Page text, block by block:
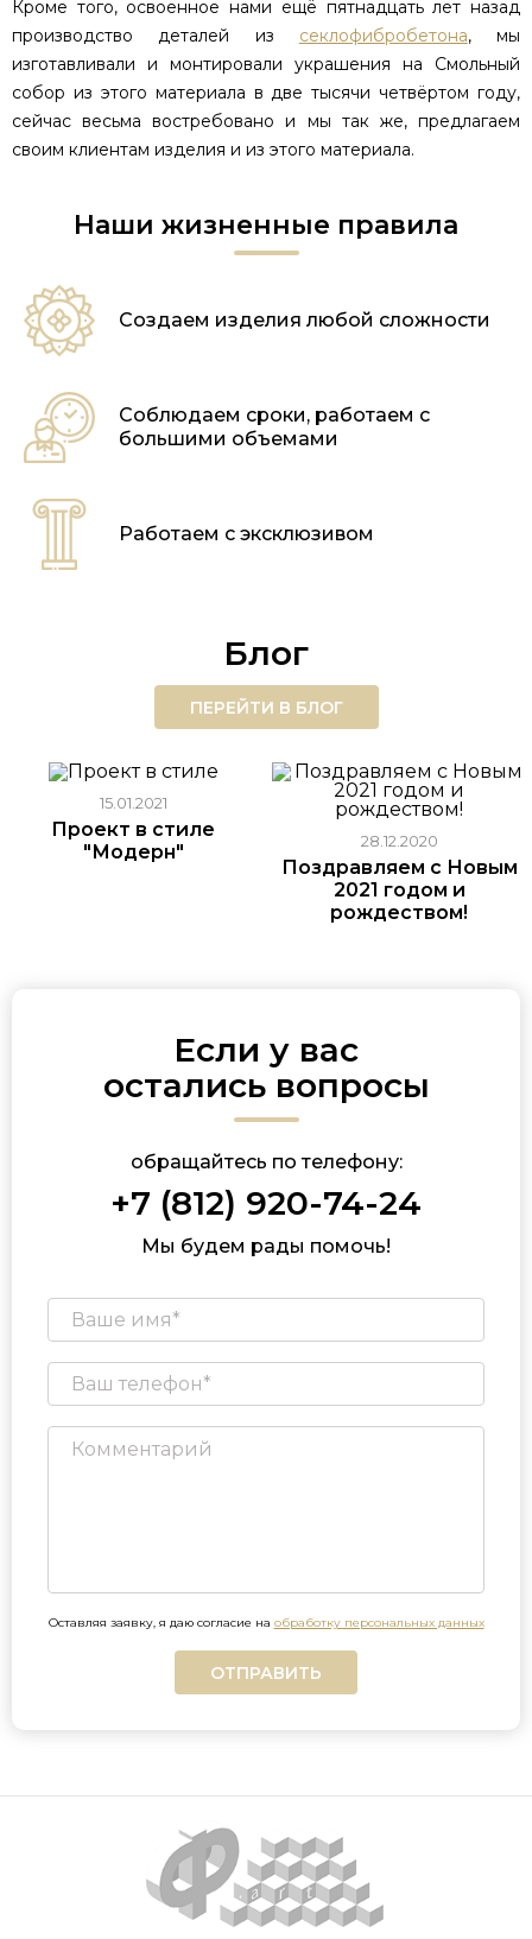
Кроме того, освоенное нами ещё пятнадцать лет назад
производство деталей из секлофибробетона, мы
изготавливали и монтировали украшения на Смольный
собор из этого материала в две тысячи четвёртом году,
сейчас весьма востребовано и мы так же, предлагаем
своим клиентам изделия и из этого материала.
Наши жизненные правила
Создаем изделия любой сложности
Соблюдаем сроки, работаем с
большими объемами
Работаем с эксклюзивом
Блог
ПЕРЕЙТИ В БЛОГ
15.01.2021
Проект в стиле
"Модерн"
28.12.2020
Поздравляем с Новым
2021 годом и
рождеством!
Если у вас
остались вопросы
обращайтесь по телефону:
+7 (812) 920-74-24
Мы будем рады помочь!
Оставляя заявку, я даю согласие на обработку персональных данных
ОТПРАВИТЬ